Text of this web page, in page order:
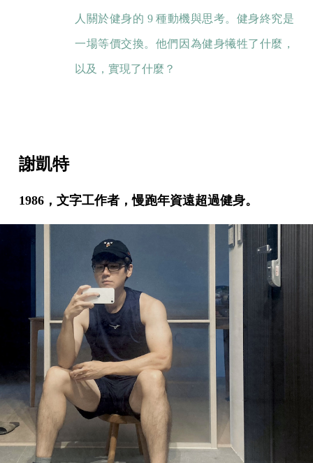
人關於健身的 9 種動機與思考。健身終究是
一場等價交換。他們因為健身犧牲了什麼，
以及，實現了什麼？
謝凱特
1986，文字工作者，慢跑年資遠超過健身。